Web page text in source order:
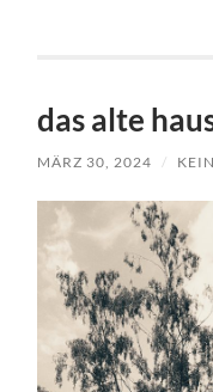
das alte
MÄRZ 30, 2024 /